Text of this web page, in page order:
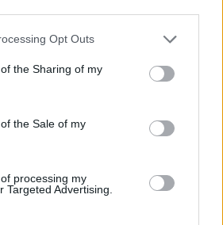
Opt Outs
the Sharing of my
the Sale of my
processing my
Targeted Advertising.
Seuraava artikkeli
seuraa – siirtyy Avangard
Omskin riveihin